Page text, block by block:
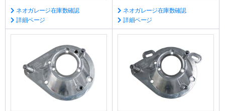
ネオガレージ在庫数確認
詳細ページ
ネオガレージ在庫数確認
詳細ページ